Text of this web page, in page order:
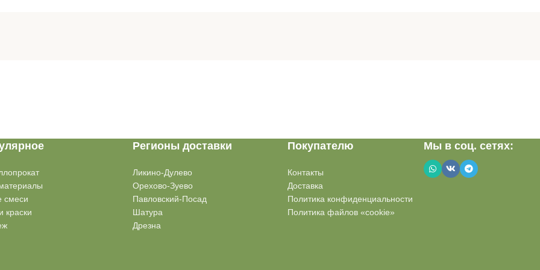
смеси
краски
Регионы доставки
Ликино-Дулево
Орехово-Зуево
Павловский-Посад
Шатура
Дрезна
Покупателю
Контакты
Доставка
Политика конфиденциальности
Политика файлов «cookie»
Мы в соц. сетях: